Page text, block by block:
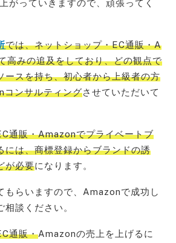
がっていきますので、頑張ってく
では、ネットショップ・EC通販・A
高みの追及をしており、どの観点で
ースを持ち、初心者から上級者の方
コンサルティングさせていただいて
通販・Amazonでプライベートブ
には、商標登録からブランドの誘
が必要になります。
もらいますので、Amazonで成功し
談ください。
通販・Amazonの売上を上げるに